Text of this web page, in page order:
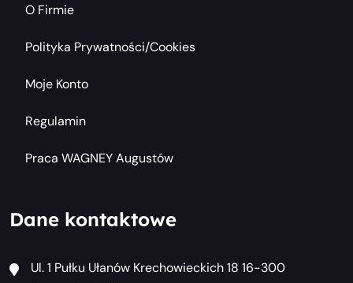
O Firmie
Polityka Prywatności/cookies
Moje Konto
Regulamin
Praca WAGNEY Augustów
Dane kontaktowe
Ul. 1 Pułku Ułanów Krechowieckich 18 16-300